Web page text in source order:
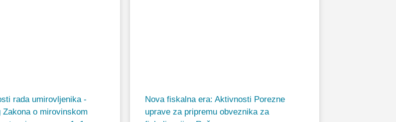
rada umirovljenika -
Zakona o mirovinskom
Nova fiskalna era: Aktivnosti Porezne
uprave za pripremu obveznika za